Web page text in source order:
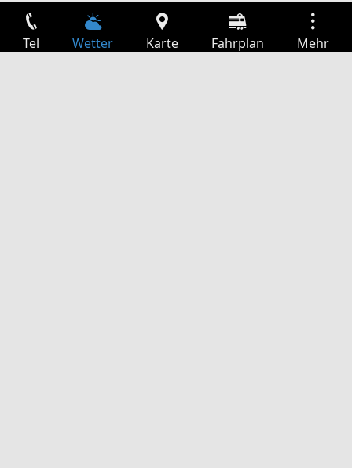
Tel Wetter Karte Fahrplan Mehr